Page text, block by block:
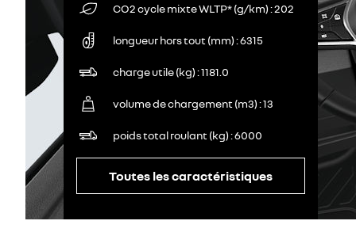
CO2 cycle mixte WLTP* (g/km) 202
longueur hors tout (mm) 6315
charge utile (kg) 1181.0
volume de chargement (m3) 13
poids total roulant (kg) 6000
Toutes les caractéristiques